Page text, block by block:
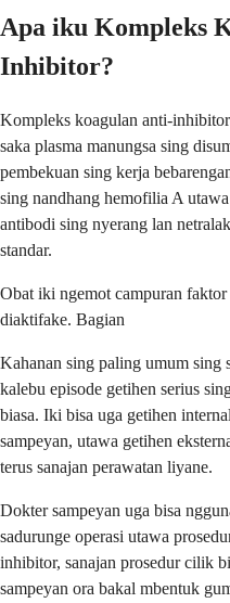
Apa iku Kompleks
Inhibitor?
Kompleks koagulan anti-
saka plasma manungsa sing
pembekuan sing kerja
sing nandhang hemofilia A
antibodi sing nyerang lan
standar.
Obat iki ngemot campuran
diaktifake. Bagian
Kahanan sing paling umum sing
kalebu episode getihen serius
biasa. Iki bisa uga getihen
sampeyan, utawa getihen
terus sanajan perawatan liyane.
Dokter sampeyan uga bisa
sadurunge operasi utawa
inhibitor, sanajan prosedur cilik
sampeyan ora bakal mbentuk